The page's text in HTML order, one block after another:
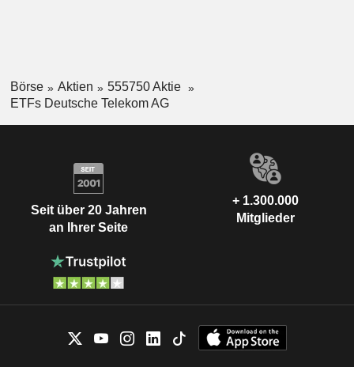
Börse Aktien
555750 Aktie
ETFs Deutsche Telekom AG
Seit über 20 Jahren
an Ihrer Seite
+ 1.300.000
Mitglieder